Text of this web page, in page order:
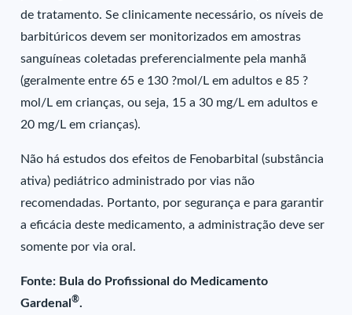
de tratamento. Se clinicamente necessário, os níveis de
barbitúricos devem ser monitorizados em amostras
sanguíneas coletadas preferencialmente pela manhã
(geralmente entre 65 e 130 ?mol/L em adultos e 85 ?
mol/L em crianças, ou seja, 15 a 30 mg/L em adultos e
20 mg/L em crianças).
Não há estudos dos efeitos de Fenobarbital (substância
ativa) pediátrico administrado por vias não
recomendadas. Portanto, por segurança e para garantir
a eficácia deste medicamento, a administração deve ser
somente por via oral.
Fonte: Bula do Profissional do Medicamento
Gardenal®.